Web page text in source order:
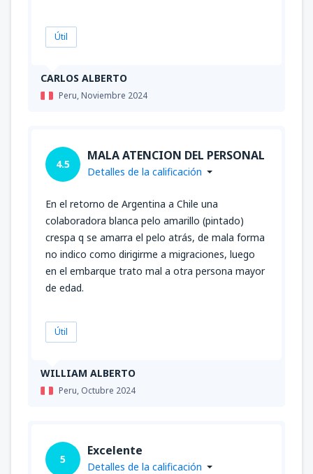
CARLOS ALBERTO
Peru,Noviembre 2024
Útil
WILLIAM ALBERTO
Peru, Octubre 2024
4.5
MALA ATENCION DEL PERSONAL
Detalles de la calificación
En el retorno de Argentina a Chile una
colaboradora blanca pelo amarillo (pintado)
crespa q se amarra el pelo atrás, de mala forma
no indico como dirigirme a migraciones, luego
en el embarque trato mal a otra persona mayor
de edad.
Útil
5
Excelente
Detalles de la calificación